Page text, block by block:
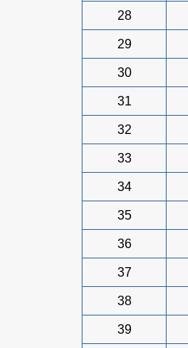
28
29
30
31
32
33
34
35
36
37
38
39